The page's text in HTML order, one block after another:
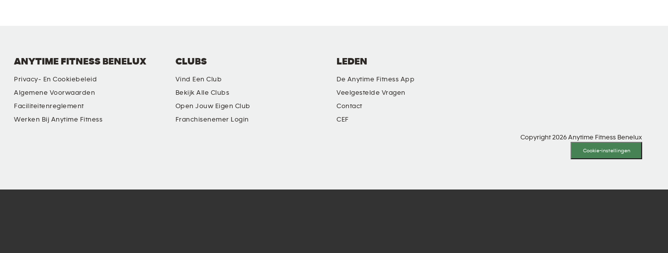
ANYTIME FITNESS BENELUX
Privacy- En Cookiebeleid
Algemene Voorwaarden
Faciliteitenreglement
Werken Bij Anytime Fitness
CLUBS
Vind Een Club
Bekijk Alle Clubs
Open Jouw Eigen Club
Franchisenemer Login
LEDEN
De Anytime Fitness App
Veelgestelde Vragen
Contact
CEF
Copyright 2026 Anytime Fitness Benelux
Cookie-instellingen